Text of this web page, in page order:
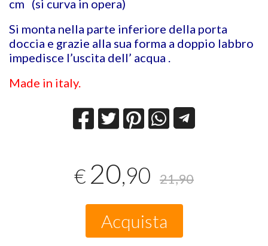
cm (si curva in opera)
Si monta nella parte inferiore della porta
doccia e grazie alla sua forma a doppio labbro
impedisce l’uscita dell’ acqua .
Made in italy.
€ 20,90 21,90
Acquista